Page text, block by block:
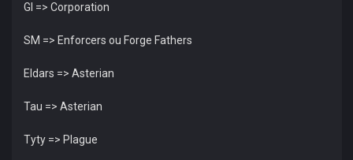
GI => Corporation
SM => Enforcers ou Forge Fathers
Eldars => Asterian
Tau => Asterian
Tyty => Plague